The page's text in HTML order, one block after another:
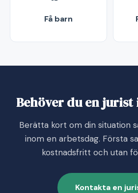
Få barn
Behöver du en jurist
Berätta kort om din situation
inom en arbetsdag. Första
kostnadsfritt och utan
Kontakta en